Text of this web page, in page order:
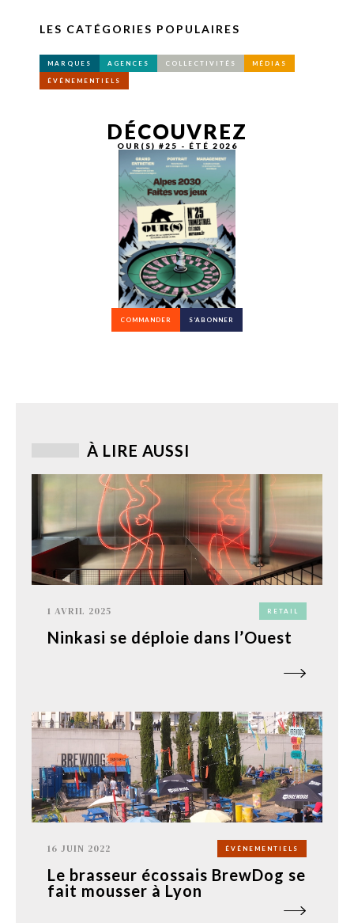
LES CATÉGORIES POPULAIRES
MARQUES AGENCES COLLECTIVITÉS MÉDIAS
ÉVÉNEMENTIELS
DÉCOUVREZ
OUR(S) #25 - ÉTÉ 2026
COMMANDER S’ABONNER
À LIRE AUSSI
1 AVRIL 2025 RETAIL
Ninkasi se déploie dans l’Ouest
16 JUIN 2022 ÉVÉNEMENTIELS
Le brasseur écossais BrewDog se
fait mousser à Lyon